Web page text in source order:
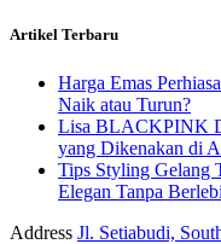
Artikel Terbaru
Harga Emas
Naik atau Turun?
Lisa BLACKPINK
yang Dikenakan di
Tips Styling Gelang
Elegan Tanpa
Address Jl. Setiabudi,